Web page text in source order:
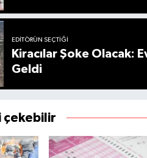
EDITÖRÜN SEÇTIĞI
Kiracılar Şoke Olacak:
Geldi
çekebilir